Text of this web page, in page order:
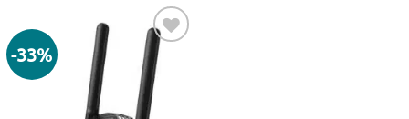
-33%
Adicionar
aos meus
desejos